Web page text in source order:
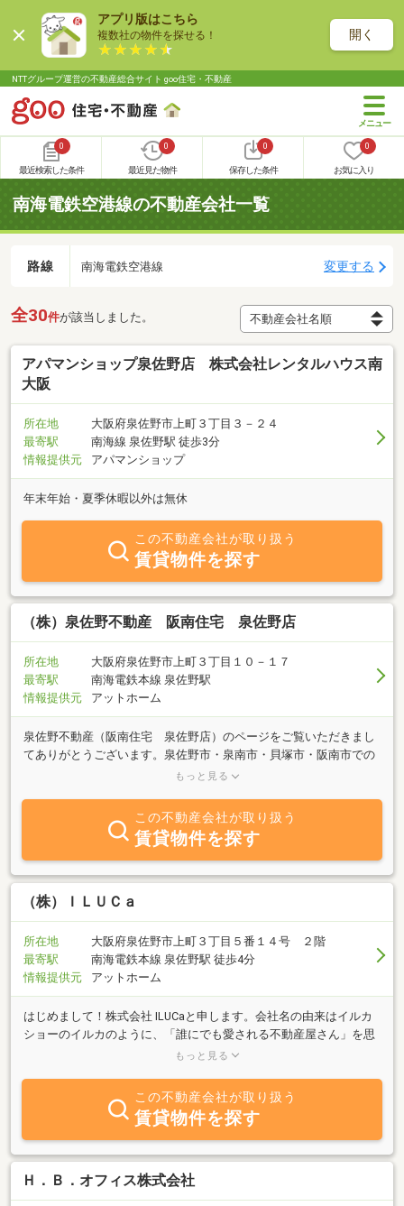
アプリ版はこちら
複数社の物件を探せる！ 開く
NTTグループ運営の不動産総合サイト goo住宅・不動産
0
最近検索した条件
0
最近見た物件
0
保存した条件
0
お気に入り
南海電鉄空港線の不動産会社一覧
路線 南海電鉄空港線 変更する
全30件が該当しました。
アパマンショップ泉佐野店 株式会社レンタルハウス南
大阪
所在地
大阪府泉佐野市上町３丁目３－２４
最寄駅
南海線 泉佐野駅 徒歩3分
情報提供元
アパマンショップ
年末年始・夏季休暇以外は無休
この不動産会社が取り扱う
賃貸物件を探す
（株）泉佐野不動産 阪南住宅 泉佐野店
所在地
大阪府泉佐野市上町３丁目１０－１７
最寄駅
南海電鉄本線 泉佐野駅
情報提供元
アットホーム
泉佐野不動産（阪南住宅 泉佐野店）のページをご覧いただきまし
てありがとうございます。泉佐野市・泉南市・貝塚市・阪南市での
お部屋探しはお任せください！お客様の希望にあった物件を親身に
からこそできる提案がございますのでお部屋を探される際は一度ご
相談ください♪不動産のことなら些細なことでもご相談ください。
泉佐野不動産は皆様からのお問合せ心よりお待ちしております。
もっと見る
この不動産会社が取り扱う
賃貸物件を探す
（株）ＩＬＵＣａ
所在地
大阪府泉佐野市上町３丁目５番１４号 ２階
最寄駅
南海電鉄本線 泉佐野駅 徒歩4分
情報提供元
アットホーム
はじめまして！株式会社 ILUCaと申します。会社名の由来はイルカ
ショーのイルカのように、「誰にでも愛される不動産屋さん」を思
い名づけました。私たちは、会社は決して大きくないですが、その
ズやお家づくりに合わせた最適な物件のご提案を行い、大切な「お
住まいづくり」を全面バックアップ致します！宜しくお願い致しま
す、泉州エリア・和歌山エリアの不動産情報に詳しい業者様と連携
し、物件探しを行います。私がハウスメーカーに勤務していた時
は、「土地探し」ではなく、「お家づくりも考えた土地探し」を心
がけていました。また、住み替えのサポートや協力業者を活用した
もっと見る
この不動産会社が取り扱う
賃貸物件を探す
Ｈ．Ｂ．オフィス株式会社